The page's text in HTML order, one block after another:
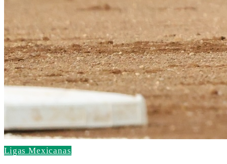
Ligas Mexicanas